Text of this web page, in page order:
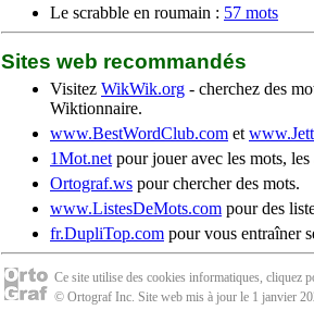
Le scrabble en roumain : 57 mots
Sites web recommandés
Visitez WikWik.org - cherchez des
Wiktionnaire.
www.BestWordClub.com et
1Mot.net pour jouer avec les mots,
Ortograf.ws pour chercher des mots.
www.ListesDeMots.com pour des
fr.DupliTop.com pour vous entraîner
Ce site utilise des cookies informatiques, cliquez
© Ortograf Inc. Site web mis à jour le 1 janvier